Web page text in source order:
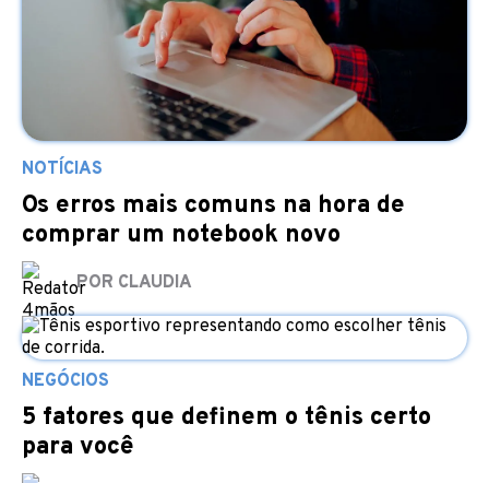
NOTÍCIAS
Os erros mais comuns na hora de
comprar um notebook novo
POR CLAUDIA
NEGÓCIOS
5 fatores que definem o tênis certo
para você